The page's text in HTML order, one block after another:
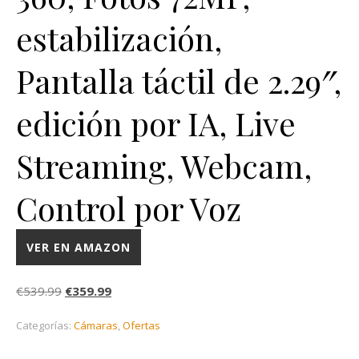
estabilización,
Pantalla táctil de 2.29″,
edición por IA, Live
Streaming, Webcam,
Control por Voz
VER EN AMAZON
€539.99 El precio original era: €539.99.
€359.99El precio actual es: €359.99.
Categorías: Cámaras,Ofertas